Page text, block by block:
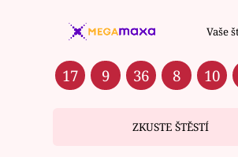
Vaše
17 9 36 8 10
ZKUSTE ŠTĚSTÍ